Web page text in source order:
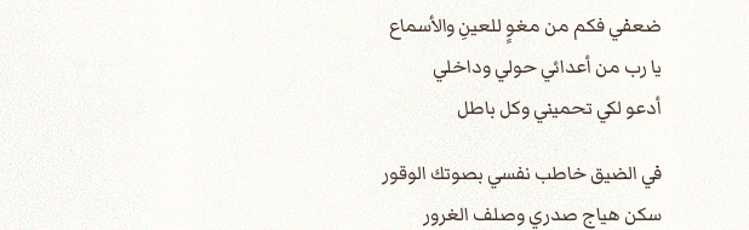
ضعفي فكم من مغوٍ للعينِ والأسماع
يا رب من أعدائي حولي وداخلي
أدعو لكي تحميني وكل باطل
في الضيق خاطب نفسي بصوتك الوقور
سكن هياج صدري وصلف الغرور